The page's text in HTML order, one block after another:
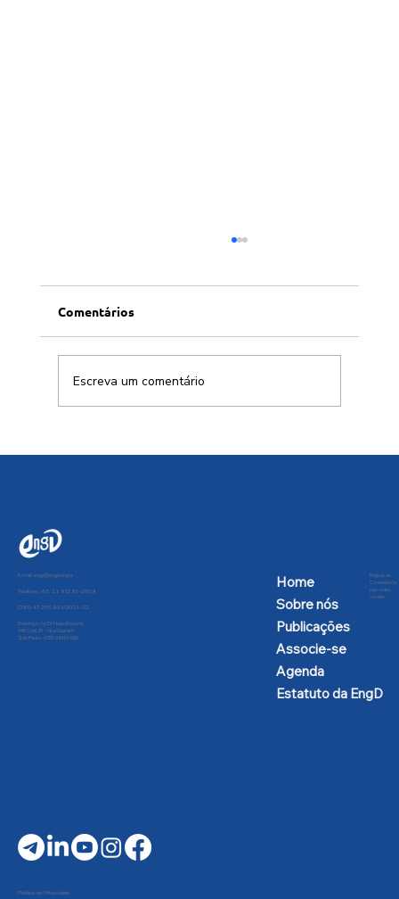
Comentários
Escreva um comentário
E-mail:engd@engd.org.br
Telefone: +55 11 91592-2809
CNPJ: 47.205.991/0001-02
Endereço: Av Dr Hugo Beolchi,
445 Conj 25 - Vila Guarani -
São Paulo - CEP: 04310-030
Home
Sobre nós
Publicações
Associe-se
Agenda
Estatuto da EngD
Regras de
Convivência
nas redes
sociais
Política de Privacidade